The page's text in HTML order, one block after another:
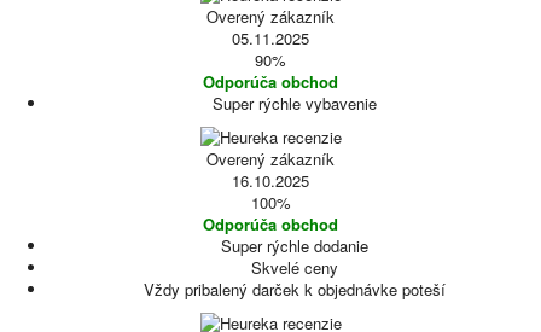
Overený zákazník
05.11.2025
90%
Odporúča obchod
Super rýchle vybavenie
Overený zákazník
16.10.2025
100%
Odporúča obchod
Super rýchle dodanie
Skvelé ceny
Vždy pribalený darček k objednávke poteší